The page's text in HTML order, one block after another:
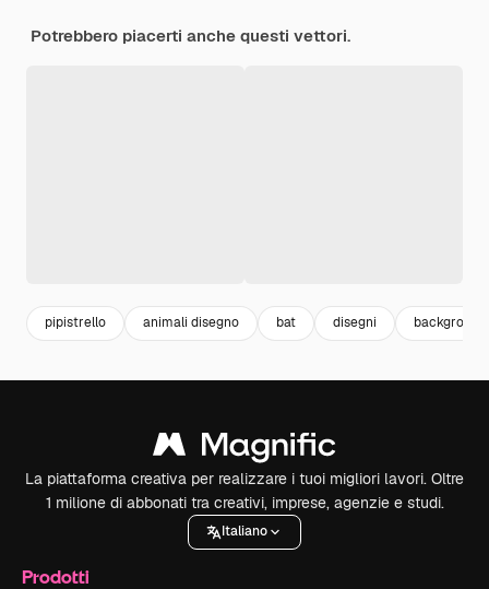
Potrebbero piacerti anche questi vettori.
pipistrello animali disegno bat disegni
La piattaforma creativa per realizzare i tuoi migliori lavori. Oltre
1 milione di abbonati tra creativi, imprese, agenzie e studi.
Italiano
Prodotti